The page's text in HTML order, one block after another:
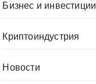
Бизнес и инвестиции
Криптоиндустрия
Новости